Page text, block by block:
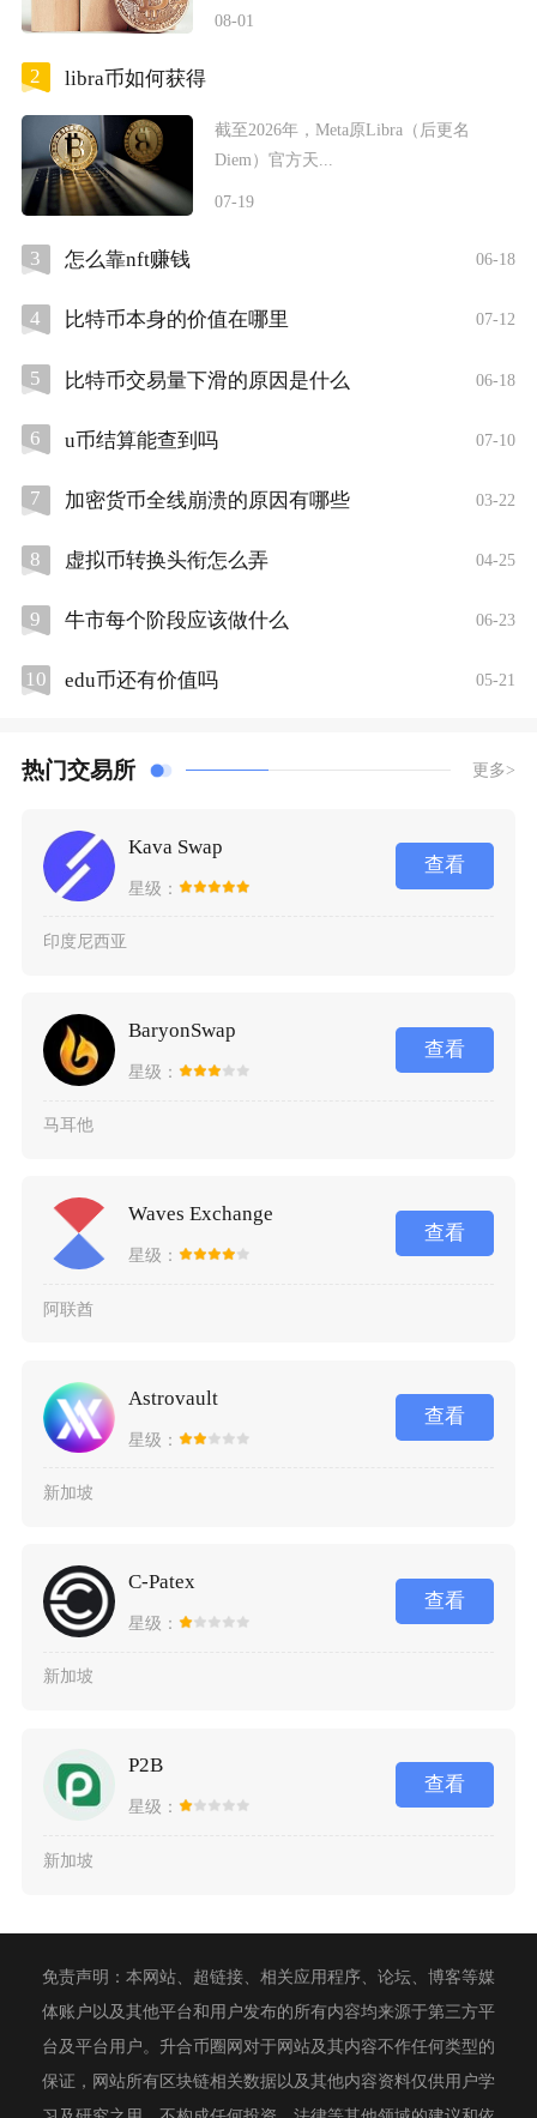
08-01
2 libra币如何获得
截至2026年，Meta原Libra（后更名
Diem）官方天...
07-19
3 怎么靠nft赚钱 06-18
4 比特币本身的价值在哪里 07-12
5 比特币交易量下滑的原因是什么 06-18
6 u币结算能查到吗 07-10
7 加密货币全线崩溃的原因有哪些 03-22
8 虚拟币转换头衔怎么弄 04-25
9 牛市每个阶段应该做什么 06-23
10 edu币还有价值吗 05-21
热门交易所 更多>
Kava Swap
星级：
查看
印度尼西亚
BaryonSwap
星级：
查看
马耳他
Waves Exchange
星级：
查看
阿联酋
Astrovault
星级：
查看
新加坡
C-Patex
星级：
查看
新加坡
P2B
星级：
查看
新加坡
免责声明：本网站、超链接、相关应用程序、论坛、博客等媒
体账户以及其他平台和用户发布的所有内容均来源于第三方平
台及平台用户。升合币圈网对于网站及其内容不作任何类型的
保证，网站所有区块链相关数据以及其他内容资料仅供用户学